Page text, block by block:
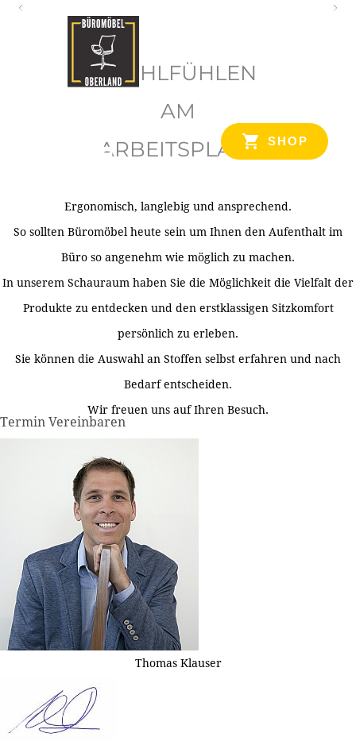
SHOP
WOHLFÜHLEN
AM
ARBEITSPLATZ
Ergonomisch, langlebig und ansprechend.
So sollten Büromöbel heute sein um Ihnen den Aufenthalt im
Büro so angenehm wie möglich zu machen.
In unserem Schauraum haben Sie die Möglichkeit die Vielfalt der
Produkte zu entdecken und den erstklassigen Sitzkomfort
persönlich zu erleben.
Sie können die Auswahl an Stoffen selbst erfahren und nach
Bedarf entscheiden.
Wir freuen uns auf Ihren Besuch.
Termin Vereinbaren
Thomas Klauser